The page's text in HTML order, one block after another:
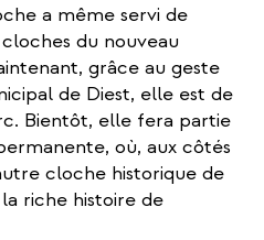
a même servi de
du nouveau
grâce au geste
de Diest, elle est de
Bientôt, elle fera partie
où, aux côtés
cloche historique de
riche histoire de